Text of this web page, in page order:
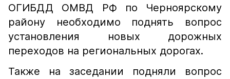
ОГИБДД ОМВД РФ по Черноярскому
району необходимо поднять вопрос
установления новых дорожных
переходов на региональных дорогах.
Также на заседании подняли вопрос